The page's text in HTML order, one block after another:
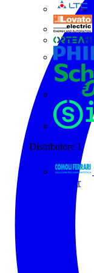
Distributore 1
Tutti i partner